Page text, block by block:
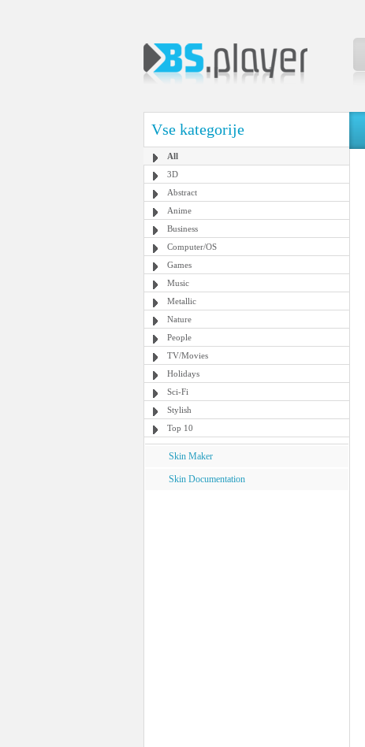
Vse kategorije
All
3D
Abstract
Anime
Business
Computer/OS
Games
Music
Metallic
Nature
People
TV/Movies
Holidays
Sci-Fi
Stylish
Top 10
Skin Maker
Skin Documentation